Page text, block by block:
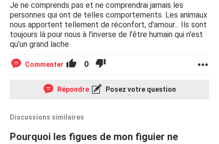
Je ne comprends pas et ne comprendrai jamais les
personnes qui ont de telles comportements. Les animaux
nous apportent tellement de réconfort, d'amour... Ils sont
toujours là pour nous à l'inverse de l'être humain qui n'est
qu'un grand lache
Commenter 0
Répondre Posez votre question
Discussions similaires
Pourquoi les figues de mon figuier ne